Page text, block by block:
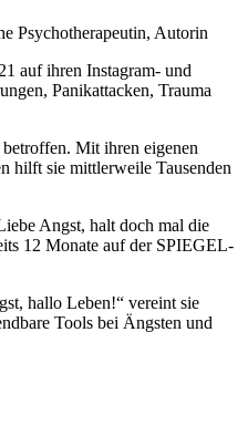
Psychotherapeutin, Autorin
auf ihren Instagram- und
Panikattacken, Trauma
Mit ihren eigenen
hilft sie mittlerweile Tausenden
Angst, halt doch mal die
12 Monate auf der SPIEGEL-
hallo Leben!“ vereint sie
Tools bei Ängsten und